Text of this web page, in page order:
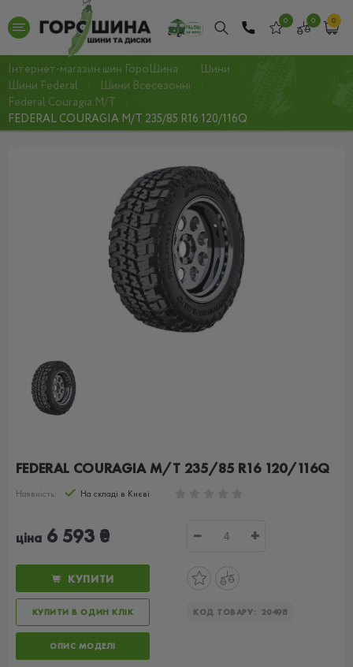
0 0 0
Інтернет-магазин шин ГороШина
Шини
Шини Federal
Шини Всесезонні
Federal Couragia M/T
FEDERAL COURAGIA M/T 235/85 R16 120/116Q
FEDERAL COURAGIA M/T 235/85 R16 120/116Q
Наявність: На складі в Києві
ціна 6 593 ₴ − +
КУПИТИ
КУПИТИ В ОДИН КЛІК КОД ТОВАРУ: 20498
ОПИС МОДЕЛІ